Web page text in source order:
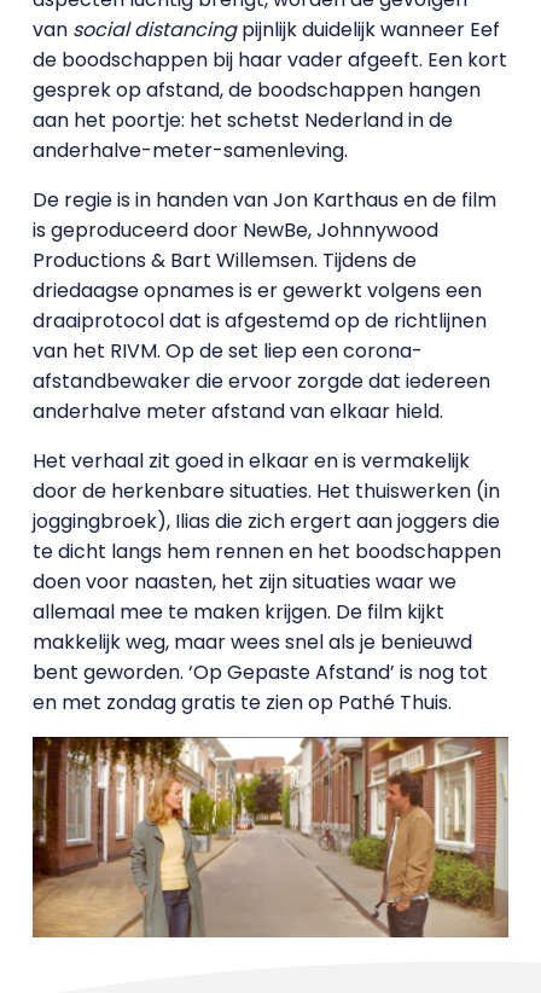
van social distancingpijnlijk duidelijk wanneer Eef
de boodschappen bij haar vader afgeeft. Een kort
gesprek op afstand, de boodschappen hangen
aan het poortje: het schetst Nederland in de
anderhalve-meter-samenleving.
De regie is in handen van Jon Karthaus en de film
is geproduceerd door NewBe, Johnnywood
Productions & Bart Willemsen. Tijdens de
driedaagse opnames is er gewerkt volgens een
draaiprotocol dat is afgestemd op de richtlijnen
van het RIVM. Op de set liep een corona-
afstandbewaker die ervoor zorgde dat iedereen
anderhalve meter afstand van elkaar hield.
Het verhaal zit goed in elkaar en is vermakelijk
door de herkenbare situaties. Het thuiswerken (in
joggingbroek), Ilias die zich ergert aan joggers die
te dicht langs hem rennen en het boodschappen
doen voor naasten, het zijn situaties waar we
allemaal mee te maken krijgen. De film kijkt
makkelijk weg, maar wees snel als je benieuwd
bent geworden. ‘Op Gepaste Afstand’ is nog tot
en met zondag gratis te zien op Pathé Thuis.